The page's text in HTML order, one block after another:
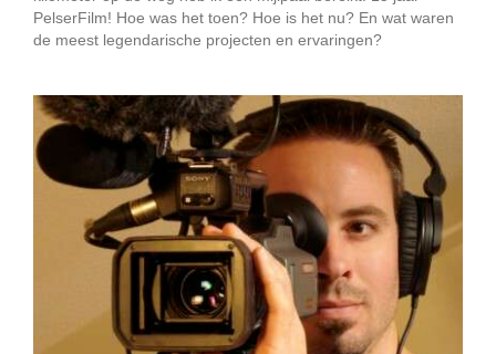
PelserFilm! Hoe was het toen? Hoe is het nu? En wat waren
de meest legendarische projecten en ervaringen?